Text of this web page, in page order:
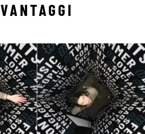
VANTAGGI